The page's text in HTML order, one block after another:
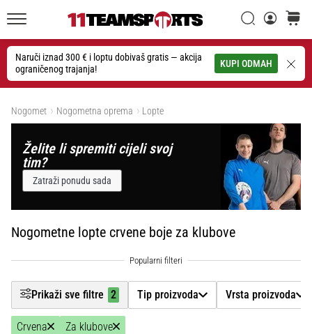
Naruči iznad 300 € i loptu dobivaš gratis — akcija
ograničenog trajanja!
KUPI ODMAH
Traži
Traži
•
GNK
Dinamo
i
11teamsports
potpisali
dvogodišnju
suradnju
Dinamo
i
11teamsports
sklopili
za
nabavu,
tisak
Nogomet Nogometna oprema Lopte
Želite li spremiti cijeli svoj
tim?
Zatraži ponudu sada
Nogometne lopte crvene boje za klubove
Prikaži sve filtre 2 Tip proizvoda Vrsta proizvoda
Filtr
Tip proizvoda
Vrsta proizvoda
Marka
Cijena
Boja 1
Teamsales 1
Prikaži proizvode
Crvena Za klubove